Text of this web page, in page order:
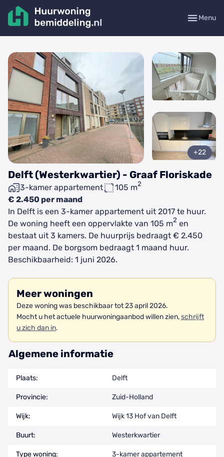
Menu
Delft (Westerkwartier) - Graaf Floriskade
3-kamer appartement 105 m2
€ 2.450 per maand
+22
In Delft is een 3-kamer appartement uit 2017 te huur.
De woning heeft een oppervlakte van 105 m2 en
bestaat uit 3 kamers. De huurprijs bedraagt € 2.450
per maand. De borgsom bedraagt 1 maand huur.
Beschikbaarheid: 1 juni 2026.
Meer woningen
Deze woning was beschikbaar tot 23 april 2026.
Mocht u het actuele huurwoningaanbod willen zien,schrijft
u zich dan in.
Algemene informatie
Plaats: Delft
Provincie: Zuid-Holland
Wijk: Wijk 13 Hof van Delft
Buurt: Westerkwartier
Type woning: 3-kamer appartement